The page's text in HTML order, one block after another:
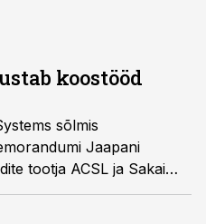
koostööd
sõlmis
Jaapani
tootja ACSL ja Sakai
on tugevdada
Eestis toodetud